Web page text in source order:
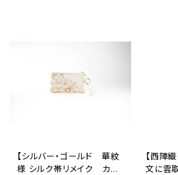
【シルバー・ゴールド 華紋
様 シルク帯リメイク カラ
【西陣
文に雲